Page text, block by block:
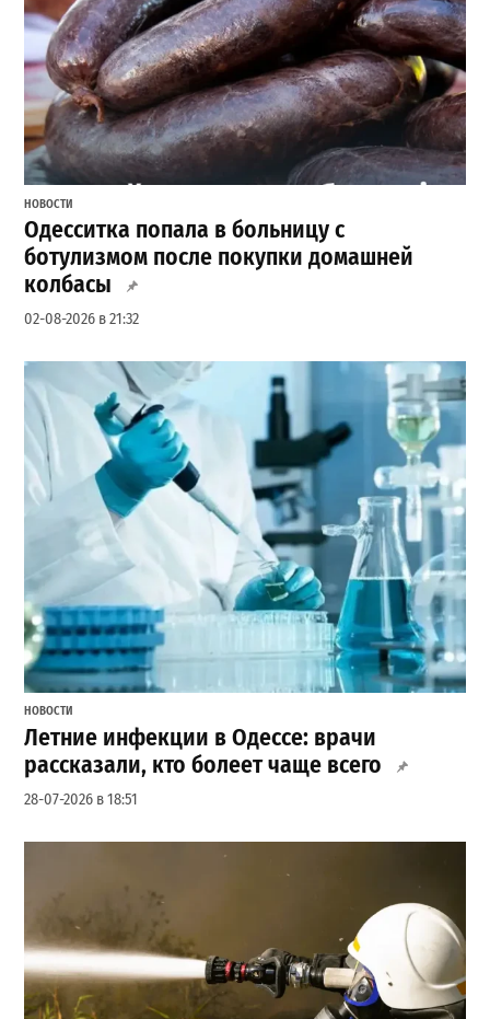
НОВОСТИ
Одесситка попала в больницу с
ботулизмом после покупки домашней
колбасы
02-08-2026 в 21:32
НОВОСТИ
Летние инфекции в Одессе: врачи
рассказали, кто болеет чаще всего
28-07-2026 в 18:51